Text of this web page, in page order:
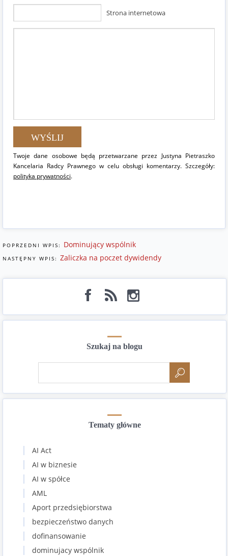
Strona internetowa
Twoje dane osobowe będą przetwarzane przez Justyna Pietraszko
Kancelaria Radcy Prawnego w celu obsługi komentarzy. Szczegóły:
polityka prywatności.
POPRZEDNI WPIS: Dominujący wspólnik
NASTĘPNY WPIS: Zaliczka na poczet dywidendy
Szukaj na blogu
Tematy główne
AI Act
AI w biznesie
AI w spółce
AML
Aport przedsiębiorstwa
bezpieczeństwo danych
dofinansowanie
dominujacy wspólnik